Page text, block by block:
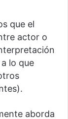
que el
actor o
lo que
aborda